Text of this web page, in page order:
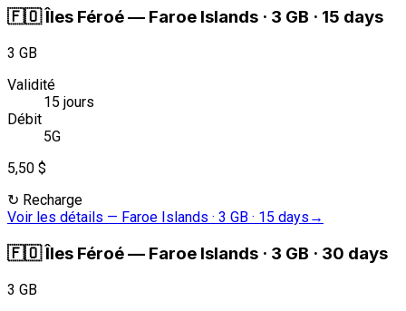
🇫🇴Îles Féroé— Faroe Islands · 3 GB · 15 days
3 GB
Validité
15 jours
Débit
5G
5,50 $
↻ Recharge
Voir les détails — Faroe Islands · 3 GB · 15 days →
🇫🇴Îles Féroé— Faroe Islands · 3 GB · 30 days
3 GB